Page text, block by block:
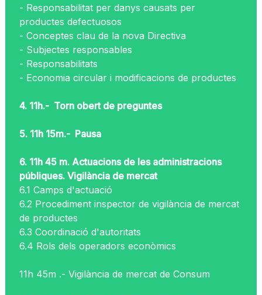
- Responsabilitat per danys causats per
productes defectuosos
- Conceptes clau de la nova Directiva
- Subjectes responsables
- Responsabilitats
- Economia circular i modificacions de productes
4. 11h.- Torn obert de preguntes
5. 11h 15m.- Pausa
6. 11h 45 m. Actuacions de les administracions
públiques. Vigilància de mercat
6.1 Camps d'actuació
6.2 Procediment inspector de vigilància de mercat
de productes
6.3 Coordinació d'autoritats
6.4 Rols dels operadors econòmics
11h 45m .- Vigilància de mercat de Consum